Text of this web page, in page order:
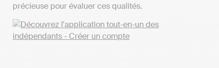
précieuse pour évaluer ces qualités.